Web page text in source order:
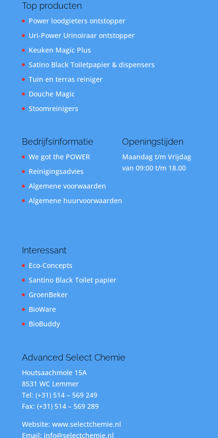
Top producten
Power loodgieters ontstopper
Uri-Power Urinoiraar ontstopper
Keuken Magic Plus
Satino Black Toiletpapier & dispensers
Tuin en terras reiniger
Douche Magic
Stoomreinigers
Bedrijfsinformatie
We got the POWER
Reinigingsadvies
Algemene voorwaarden
Algemene huurvoorwaarden
Openingstijden
Maandag t/m Vrijdag
van 09:00 t/m 18.00
Interessant
Eco-Concepts
Santino Black Toilet papier
GroenBeker
BioWare
BioBuddy
Advanced Select Chemie
Houtsaachmole 15A
8531 WC Lemmer
Tel: (+31) 514 – 569 249
Fax: (+31) 514 – 569 289
Website: www.selectchemie.nl
Email: info@selectchemie.nl